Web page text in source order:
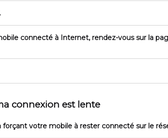
connecté à Internet, rendez-vous sur la
connexion est lente
votre mobile à rester connecté sur le